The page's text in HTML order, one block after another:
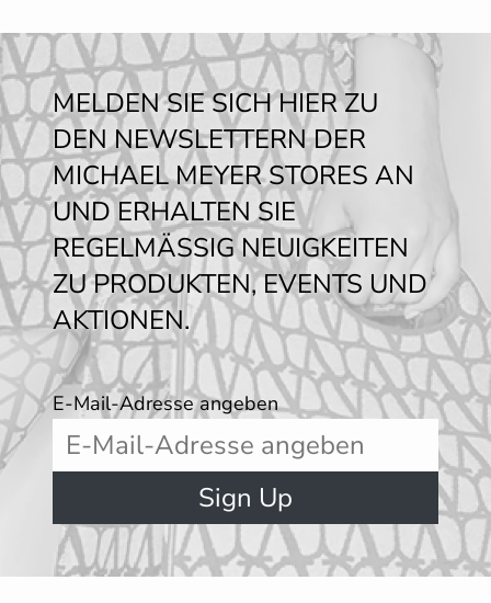
MELDEN SIE SICH HIER ZU
DEN NEWSLETTERN DER
MICHAEL MEYER STORES AN
UND ERHALTEN SIE
REGELMÄSSIG NEUIGKEITEN
ZU PRODUKTEN, EVENTS UND
AKTIONEN.
E-Mail-Adresse angeben
Sign Up